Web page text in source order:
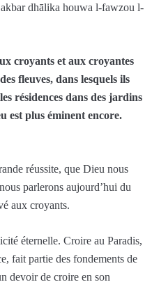
dhālika houwa l-fawzou l-
croyants et aux croyantes
fleuves, dans lesquels ils
résidences dans des jardins
est plus éminent encore.
réussite, que Dieu nous
parlerons aujourd’hui du
aux croyants.
éternelle. Croire au Paradis,
fait partie des fondements de
devoir de croire en son